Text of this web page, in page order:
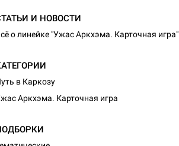
И НОВОСТИ
о линейке "Ужас Аркхэма. Карточная игра"
в Каркозу
Аркхэма. Карточная игра